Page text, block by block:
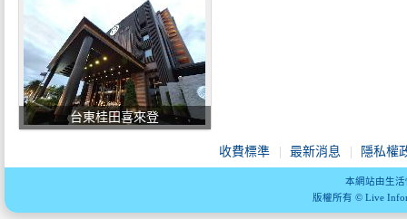
台東桂田喜來登
收費標準 最新消息 隱私權
本網站由生
版權所有 © Live